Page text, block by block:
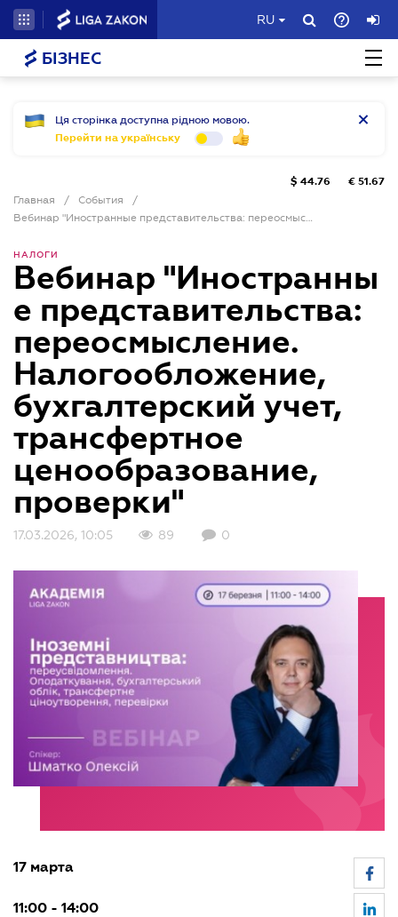
RU
БІЗНЕС
Ця сторінка доступна рідною мовою.
Перейти на українську
Главная / События
/
Вебинар "Иностранные представительства: переосмысление. Налогообложение, бухгалтерский учет, трансфертное ценообразование, проверки"
$ 44.76 € 51.67
НАЛОГИ
Вебинар "Иностранны
е представительства:
переосмысление.
Налогообложение,
бухгалтерский учет,
трансфертное
ценообразование,
проверки"
17.03.2026, 10:05 89 0
17 марта
11:00 - 14:00